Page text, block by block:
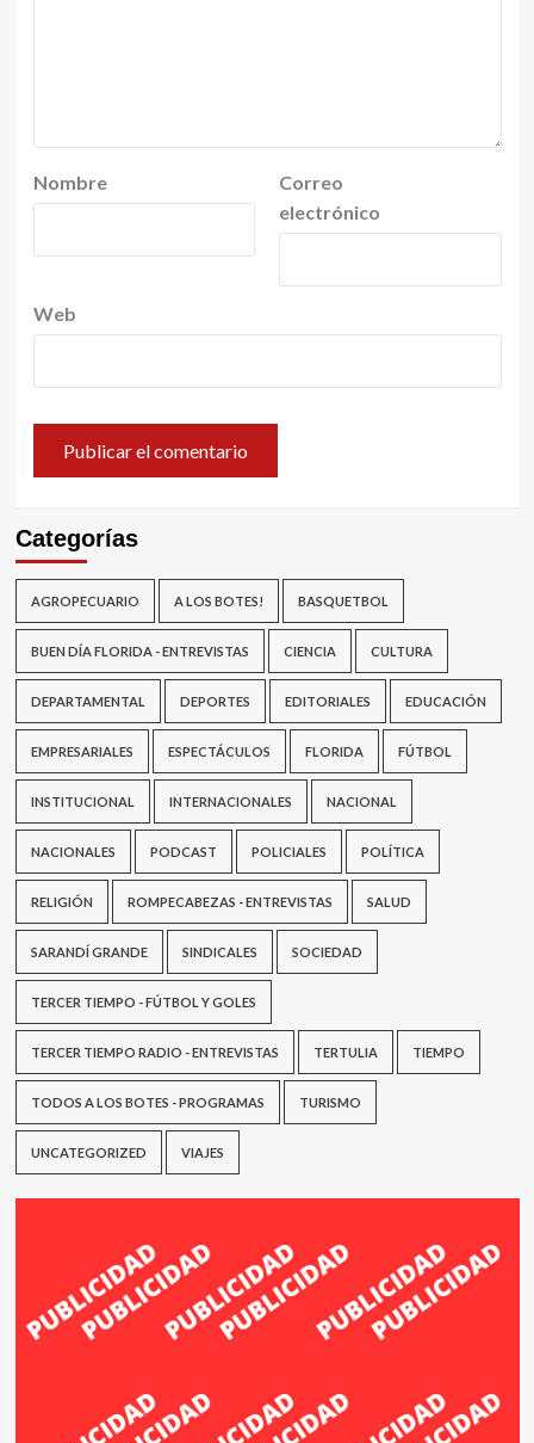
Nombre
Correo
electrónico
Web
Categorías
AGROPECUARIO A LOS BOTES! BASQUETBOL
BUEN DÍA FLORIDA - ENTREVISTAS CIENCIA CULTURA
DEPARTAMENTAL DEPORTES EDITORIALES EDUCACIÓN
EMPRESARIALES ESPECTÁCULOS FLORIDA FÚTBOL
INSTITUCIONAL INTERNACIONALES NACIONAL
NACIONALES PODCAST POLICIALES POLÍTICA
RELIGIÓN ROMPECABEZAS - ENTREVISTAS SALUD
SARANDÍ GRANDE SINDICALES SOCIEDAD
TERCER TIEMPO - FÚTBOL Y GOLES
TERCER TIEMPO RADIO - ENTREVISTAS TERTULIA TIEMPO
TODOS A LOS BOTES - PROGRAMAS TURISMO
UNCATEGORIZED VIAJES